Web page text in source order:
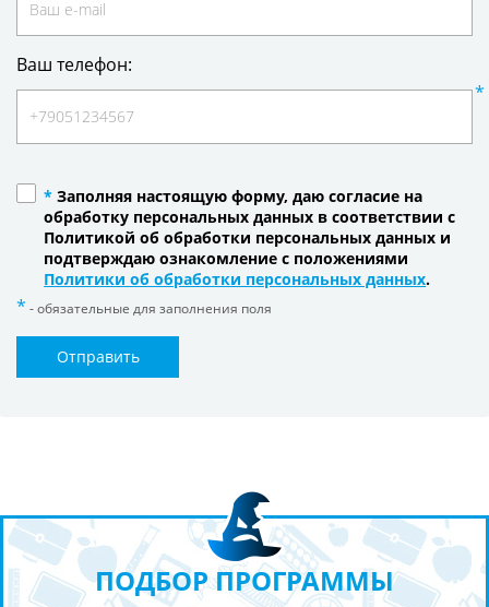
Ваш телефон:
* Заполняя настоящую форму, даю согласие на
обработку персональных данных в соответствии с
Политикой об обработки персональных данных и
подтверждаю ознакомление с положениями
Политики об обработки персональных данных.
- обязательные для заполнения поля
Отправить
ПОДБОР ПРОГРАММЫ